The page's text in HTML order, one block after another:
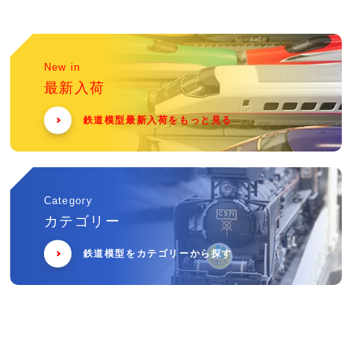
New in
最新入荷
鉄道模型最新入荷をもっと見る
Category
カテゴリー
鉄道模型をカテゴリーから探す